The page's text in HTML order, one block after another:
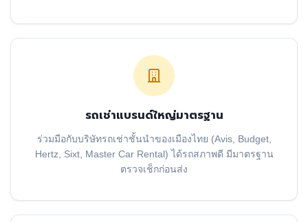
รถเช่าแบรนด์ใหญ่มาตรฐาน
ร่วมมือกับบริษัทรถเช่าชั้นนำของเมืองไทย (Avis, Budget,
Hertz, Sixt, Master Car Rental) ได้รถสภาพดี มีมาตรฐาน
ตรวจเช็กก่อนส่ง